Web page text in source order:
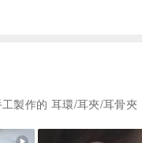
製作的 耳環/耳夾/耳骨夾